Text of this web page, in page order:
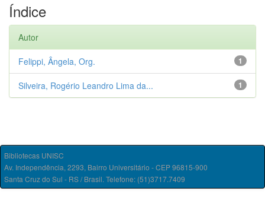
Índice
Autor
1
Felippi, Ângela, Org.
1
Silveira, Rogério Leandro Lima da...
Bibliotecas UNISC
Av. Independência, 2293, Bairro Universitário - CEP 96815-900
Santa Cruz do Sul - RS / Brasil. Telefone: (51)3717.7409